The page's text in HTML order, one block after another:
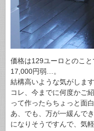
価格は129ユーロとのこ
17,000円弱…。
結構高いような気がしま
コレ、今までに何度かご
って作ったらちょっと面
あ、でも、万が一緩んで
になりそうですんで、気